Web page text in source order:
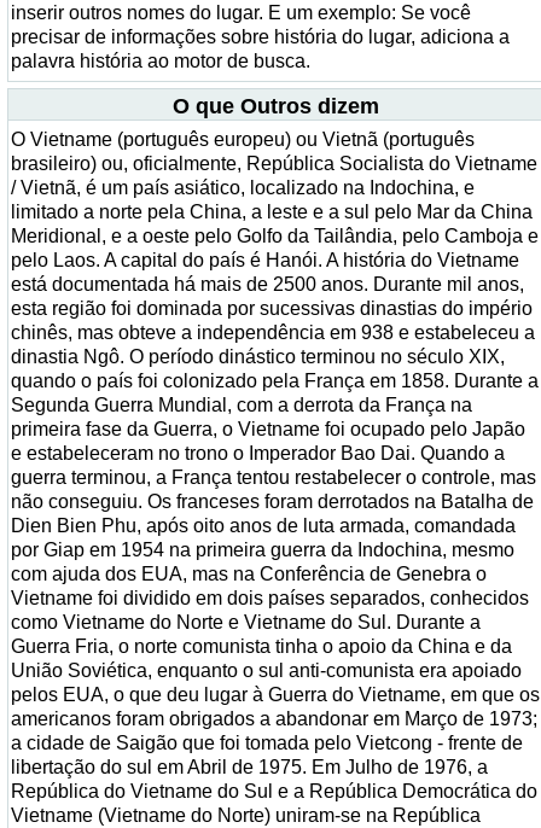
inserir outros nomes do lugar. E um exemplo: Se você
precisar de informações sobre história do lugar, adiciona a
palavra história ao motor de busca.
O que Outros dizem
O Vietname (português europeu) ou Vietnã (português
brasileiro) ou, oficialmente, República Socialista do Vietname
/ Vietnã, é um país asiático, localizado na Indochina, e
limitado a norte pela China, a leste e a sul pelo Mar da China
Meridional, e a oeste pelo Golfo da Tailândia, pelo Camboja e
pelo Laos. A capital do país é Hanói. A história do Vietname
está documentada há mais de 2500 anos. Durante mil anos,
esta região foi dominada por sucessivas dinastias do império
chinês, mas obteve a independência em 938 e estabeleceu a
dinastia Ngô. O período dinástico terminou no século XIX,
quando o país foi colonizado pela França em 1858. Durante a
Segunda Guerra Mundial, com a derrota da França na
primeira fase da Guerra, o Vietname foi ocupado pelo Japão
e estabeleceram no trono o Imperador Bao Dai. Quando a
guerra terminou, a França tentou restabelecer o controle, mas
não conseguiu. Os franceses foram derrotados na Batalha de
Dien Bien Phu, após oito anos de luta armada, comandada
por Giap em 1954 na primeira guerra da Indochina, mesmo
com ajuda dos EUA, mas na Conferência de Genebra o
Vietname foi dividido em dois países separados, conhecidos
como Vietname do Norte e Vietname do Sul. Durante a
Guerra Fria, o norte comunista tinha o apoio da China e da
União Soviética, enquanto o sul anti-comunista era apoiado
pelos EUA, o que deu lugar à Guerra do Vietname, em que os
americanos foram obrigados a abandonar em Março de 1973;
a cidade de Saigão que foi tomada pelo Vietcong - frente de
libertação do sul em Abril de 1975. Em Julho de 1976, a
República do Vietname do Sul e a República Democrática do
Vietname (Vietname do Norte) uniram-se na República